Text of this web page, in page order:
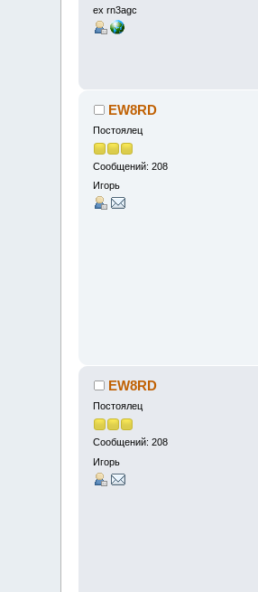
ex rn3agc
EW8RD
Постоялец
Сообщений: 208
Игорь
EW8RD
Постоялец
Сообщений: 208
Игорь